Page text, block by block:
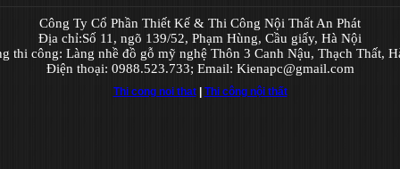
Công Ty Cổ Phần Thiết Kế & Thi Công Nội Thất An Phát
Địa chỉ:Số 11, ngõ 139/52, Phạm Hùng, Cầu giấy, Hà Nội
thi công: Làng nhề đồ gỗ mỹ nghệ Thôn 3 Canh Nậu, Thạch Thất,
Điện thoại: 0988.523.733; Email: Kienapc@gmail.com
Thi cong noi that| Thi công nội thất